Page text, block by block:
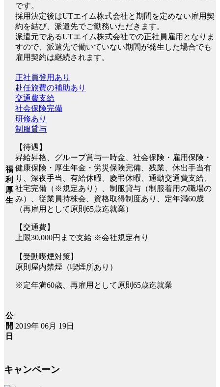
です。
採用決定後はUTエイム株式会社と期間を定めない雇用契
約を結び、派遣先でご勤務いただきます。
派遣元であるUTエイム株式会社での正社員雇用となりま
すので、派遣先で働いていない期間が発生した場合でも
雇用契約は継続されます。
福
利
厚
生
正社員登用あり
赴任旅費の補助あり
交通費支給
社会保険完備
研修あり
制服貸与
【待遇】
昇給昇格、グループ賞与一時金、社会保険・雇用保険・
健康保険・厚生年金・労災保険完備、残業、休出手当有
り、深夜手当、有給休暇、慶弔休暇、通勤交通費支給、
社宅完備（※規定あり）、制服貸与（制服着用の職場の
み）、従業員持株会、資格取得制度あり、定年満60歳
（再雇用として原則65歳迄就業）
【交通費】
上限30,000円まで支給 ※会社規定有り
【受動喫煙対策】
原則屋内禁煙（喫煙所あり）
※定年満60歳、再雇用として原則65歳迄就業
公
開
日
2019年 06月 19日
キャンペーン